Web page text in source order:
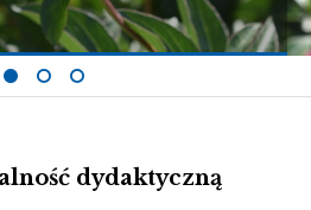
dydaktyczną